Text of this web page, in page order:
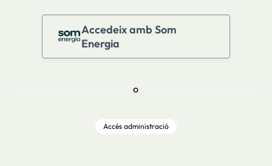
Accedeix amb Som
Energia
o
Accés administració